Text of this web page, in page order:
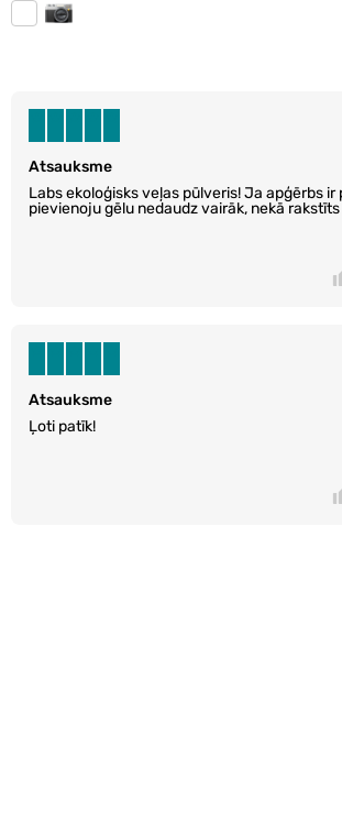
Atsauksme
Labs ekoloģisks veļas pūlveris! Ja apģērbs ir
pievienoju gēlu nedaudz vairāk, nekā
Atsauksme
Ļoti patīk!